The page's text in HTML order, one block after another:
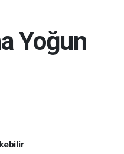
Yoğun